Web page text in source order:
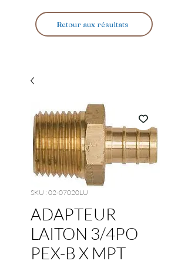
Retour aux résultats
SKU : 02-07020LU
ADAPTEUR
LAITON 3/4PO
PEX-B X MPT